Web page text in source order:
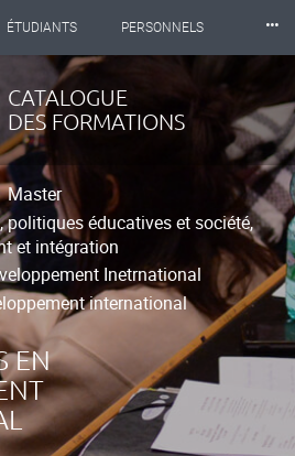
ÉTUDIANTS PERSONNELS ⸱⸱⸱
CATALOGUE
DES FORMATIONS
Master
politiques éducatives et société,
et intégration
Inetrnational
international
EN